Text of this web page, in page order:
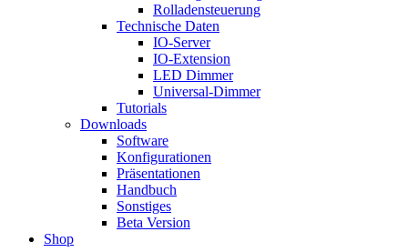
Rolladensteuerung
Technische Daten
IO-Server
IO-Extension
LED Dimmer
Universal-Dimmer
Tutorials
Downloads
Software
Konfigurationen
Präsentationen
Handbuch
Sonstiges
Beta Version
Shop